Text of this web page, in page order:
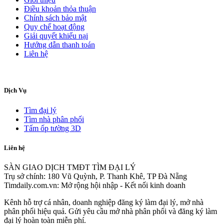
Điều khoản thỏa thuận
Chính sách bảo mật
Quy chế hoạt động
Giải quyết khiếu nại
Hướng dẫn thanh toán
Liên hệ
Dịch Vụ
Tìm đại lý
Tìm nhà phân phối
Tấm ốp tường 3D
Liên hệ
SÀN GIAO DỊCH TMĐT TÌM ĐẠI LÝ
Trụ sở chính: 180 Vũ Quỳnh, P. Thanh Khê, TP Đà Nẵng
Timdaily.com.vn: Mở rộng hội nhập - Kết nối kinh doanh
Kênh hỗ trợ cá nhân, doanh nghiệp đăng ký làm đại lý, mở nhà
phân phối hiệu quả. Gửi yêu cầu mở nhà phân phối và đăng ký làm
đại lý hoàn toàn miễn phí.